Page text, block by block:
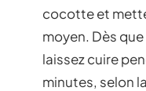
cocotte et
moyen. Dès
laissez cuire
minutes, selon